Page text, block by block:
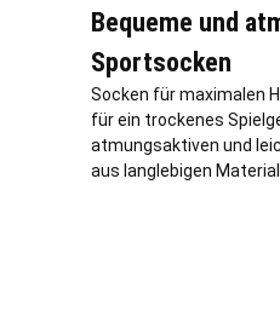
Bequeme und
Sportsocken
Socken für maximalen
für ein trockenes
atmungsaktiven und
aus langlebigen